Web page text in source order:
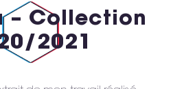
– Collection
2021